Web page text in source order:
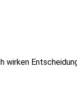
wirken